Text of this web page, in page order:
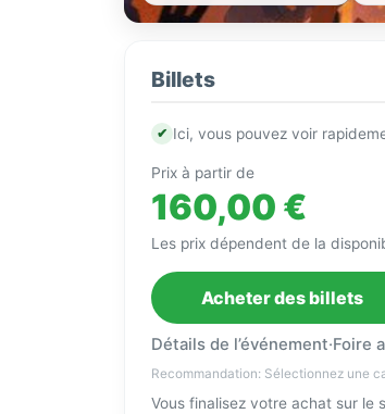
Billets
✔ Ici, vous pouvez voir
Prix à partir de
160,00 €
Les prix dépendent de la
Acheter des billets
Détails de l’événement·Foire
Recommandation: Sélectionnez une
Vous finalisez votre achat sur le